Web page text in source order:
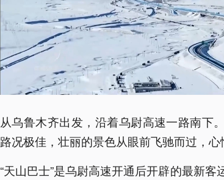
从乌鲁木齐出发，沿着乌尉高速一路南下
路况极佳，壮丽的景色从眼前飞驰而过，心
“天山巴士”是乌尉高速开通后开辟的最新